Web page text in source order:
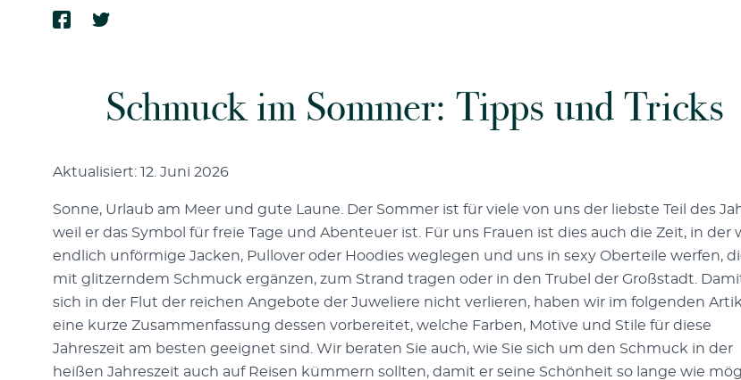
Schmuck im Sommer: Tipps und Tricks
Aktualisiert: 12. Juni 2026
Sonne, Urlaub am Meer und gute Laune. Der Sommer ist für viele von uns der liebste Teil des
weil er das Symbol für freie Tage und Abenteuer ist. Für uns Frauen ist dies auch die Zeit, in der
endlich unförmige Jacken, Pullover oder Hoodies weglegen und uns in sexy Oberteile werfen,
mit glitzerndem Schmuck ergänzen, zum Strand tragen oder in den Trubel der Großstadt.
sich in der Flut der reichen Angebote der Juweliere nicht verlieren, haben wir im folgenden
eine kurze Zusammenfassung dessen vorbereitet, welche Farben, Motive und Stile für diese
Jahreszeit am besten geeignet sind. Wir beraten Sie auch, wie Sie sich um den Schmuck in der
heißen Jahreszeit auch auf Reisen kümmern sollten, damit er seine Schönheit so lange wie